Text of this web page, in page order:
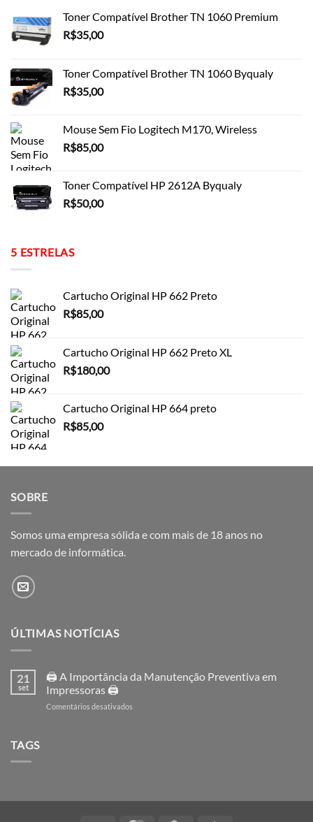
Toner Compatível Brother TN 1060 Premium
R$35,00
Toner Compatível Brother TN 1060 Byqualy
R$35,00
Mouse Sem Fio Logitech M170, Wireless
R$85,00
Toner Compatível HP 2612A Byqualy
R$50,00
5 ESTRELAS
Cartucho Original HP 662 Preto
R$85,00
Cartucho Original HP 662 Preto XL
R$180,00
Cartucho Original HP 664 preto
R$85,00
SOBRE
Somos uma empresa sólida e com mais de 18 anos no
mercado de informática.
ÚLTIMAS NOTÍCIAS
21
set
🖨️ A Importância da Manutenção Preventiva em
Impressoras 🖨️
Comentários desativados
Impressoras
TAGS